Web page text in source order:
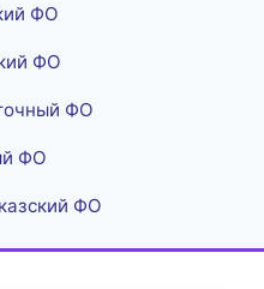
ФО
ФО
ФО
ФО
ФО